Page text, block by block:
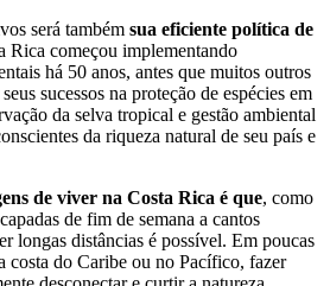
será também sua eficiente política de
Rica começou implementando
há 50 anos, antes que muitos outros
sucessos na proteção de espécies em
da selva tropical e gestão ambiental
da riqueza natural de seu país e
de viver na Costa Rica é que, como
de fim de semana a cantos
longas distâncias é possível. Em poucas
costa do Caribe ou no Pacífico, fazer